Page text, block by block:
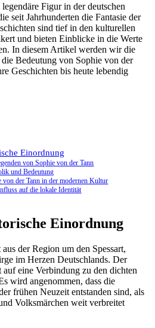
legendäre Figur in der deutschen
seit Jahrhunderten die Fantasie der
sind tief in den kulturellen
und bieten Einblicke in die Werte
In diesem Artikel werden wir die
Bedeutung von Sophie von der
Geschichten bis heute lebendig
Einordnung
von Sophie von der Tann
und Bedeutung
von der Tann in der modernen Kultur
auf die lokale Identität
Einordnung
aus der Region um den Spessart,
im Herzen Deutschlands. Der
auf eine Verbindung zu den dichten
wird angenommen, dass die
frühen Neuzeit entstanden sind, als
Volksmärchen weit verbreitet